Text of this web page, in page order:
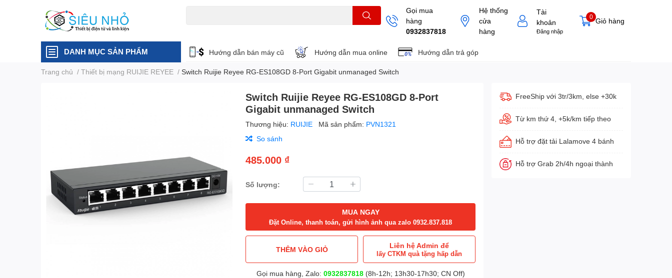
Gọi mua
hàng
0932837818
Hệ thống
cửa
hàng
Tài
khoản
Đăng nhập
Giỏ hàng
0
DANH MỤC SẢN PHẨM Hướng dẫn bán máy cũ Hướng dẫn mua online Hướng dẫn trả góp
Trang chủ / Thiết bị mạng RUIJIE REYEE / Switch Ruijie Reyee RG-ES108GD 8-Port Gigabit unmanaged Switch
Switch Ruijie Reyee RG-ES108GD 8-Port
Gigabit unmanaged Switch
Thương hiệu: RUIJIE Mã sản phẩm: PVN1321
So sánh
485.000 ₫
Số lượng:
MUA NGAY
Đặt Online, thanh toán, gửi hình ảnh qua zalo 0932.837.818
THÊM VÀO GIỎ Liên hệ Admin để
lấy CTKM quà tặng hấp dẫn
Gọi mua hàng, Zalo: 0932837818(8h-12h; 13h30-17h30; CN Off)
FreeShip với 3tr/3km, else +30k
Từ km thứ 4, +5k/km tiếp theo
Hỗ trợ đặt tải Lalamove 4 bánh
Hỗ trợ Grab 2h/4h ngoại thành